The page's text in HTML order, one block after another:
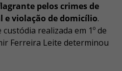
pelos crimes de
e violação de domicílio.
realizada em 1º de
Ferreira Leite determinou